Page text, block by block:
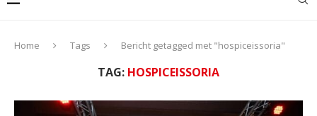
Home Tags Bericht getagged met "hospiceissoria"
TAG: HOSPICEISSORIA